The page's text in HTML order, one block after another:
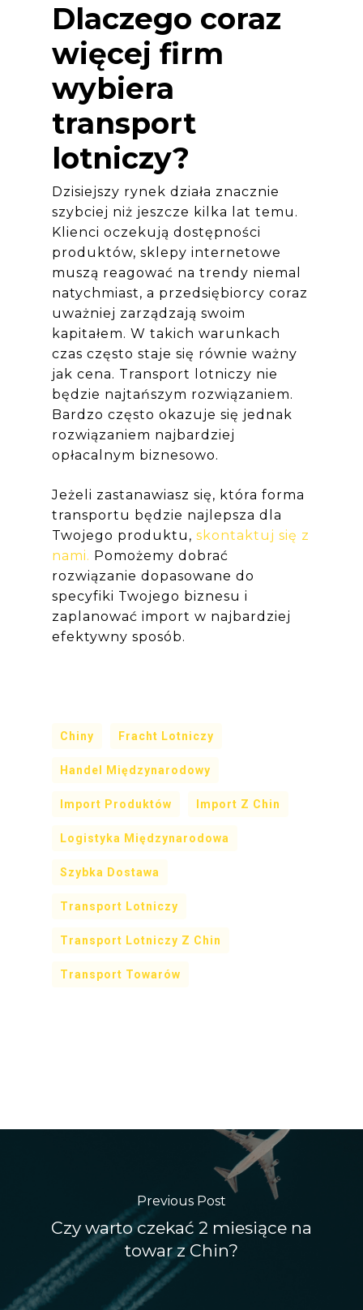
Dlaczego coraz
więcej firm
wybiera
transport
lotniczy?
Dzisiejszy rynek działa znacznie
szybciej niż jeszcze kilka lat temu.
Klienci oczekują dostępności
produktów, sklepy internetowe
muszą reagować na trendy niemal
natychmiast, a przedsiębiorcy coraz
uważniej zarządzają swoim
kapitałem. W takich warunkach
czas często staje się równie ważny
jak cena. Transport lotniczy nie
będzie najtańszym rozwiązaniem.
Bardzo często okazuje się jednak
rozwiązaniem najbardziej
opłacalnym biznesowo.
Jeżeli zastanawiasz się, która forma
transportu będzie najlepsza dla
Twojego produktu, skontaktuj się z
nami. Pomożemy dobrać
rozwiązanie dopasowane do
specyfiki Twojego biznesu i
zaplanować import w najbardziej
efektywny sposób.
Chiny Fracht Lotniczy
Handel Międzynarodowy
Import Produktów Import Z Chin
Logistyka Międzynarodowa
Szybka Dostawa
Transport Lotniczy
Transport Lotniczy Z Chin
Transport Towarów
Previous Post
Czy warto czekać 2 miesiące na
towar z Chin?